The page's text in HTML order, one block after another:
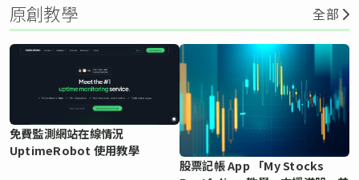
原創教學 全部
免費監測網站在線情況
UptimeRobot 使用教學
股票記帳 App 「My Stocks